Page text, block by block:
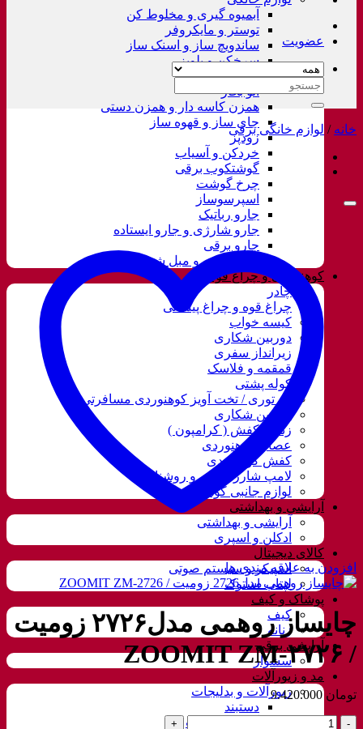
آبمیوه گیری و مخلوط کن
توستر و مایکروفر
ساندویچ ساز و اسنک ساز
سرخکن و پلوپز
غذاساز
اتو بخار
همزن کاسه دار و همزن دستی
چای ساز و قهوه ساز
زودپز
خردکن و آسیاب
گوشتکوب برقی
چرخ گوشت
اسپرسوساز
جارو رباتیک
جارو شارژی و جارو ایستاده
جارو برقی
فرش شور و مبل شور
کوهنوردی و چراغ قوه
چادر
چراغ قوه و چراغ پیشانی
کیسه خواب
دوربین شکاری
زیرانداز سفری
قمقمه و فلاسک
کوله پشتی
ننو توری / تخت آویز کوهنوردی مسافرتی
دوربین شکاری
زنجیر کفش ( کرامپون )
عصای کوهنوردی
کفش کوهنوردی
لامپ شارژی، نور و روشنایی
لوازم جانبی کوهنوردی
آرایشی و بهداشتی
آرایشی و بهداشتی
ادکلن و اسپری
کالای دیجیتال
اسپیکر و سیستم صوتی
لپتاب استوک
پوشاک و کیف
کیف
زنانه
آرایشی برقی
سشوار
مد و زیورآلات
زیورآلات و بدلیجات
دستبند
گردنبند و ست
عضویت
جستجو
خانه / لوازم خانگی برقی
افزودن به علاقه مندی ها
چایساز روهمی مدل۲۷۲۶ زومیت
/ ZOOMIT ZM-۲۷۲۶
تومان9.420.000
چایساز